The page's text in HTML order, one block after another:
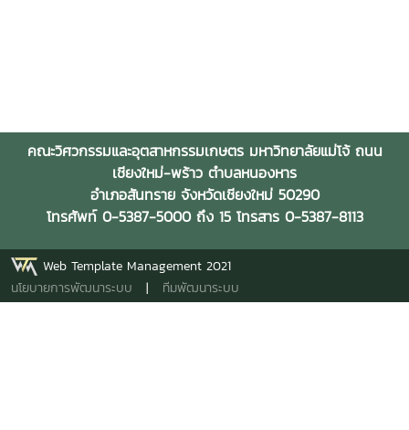
คณะวิศวกรรมและอุตสาหกรรมเกษตร มหาวิทยาลัยแม่โจ้ ถนน
เชียงใหม่-พร้าว ตำบลหนองหาร
อำเภอสันทราย จังหวัดเชียงใหม่ 50290
โทรศัพท์ 0-5387-5000 ถึง 15 โทรสาร 0-5387-8113
Web Template Management 2021
นโยบายการพัฒนาระบบ | ทีมพัฒนาระบบ